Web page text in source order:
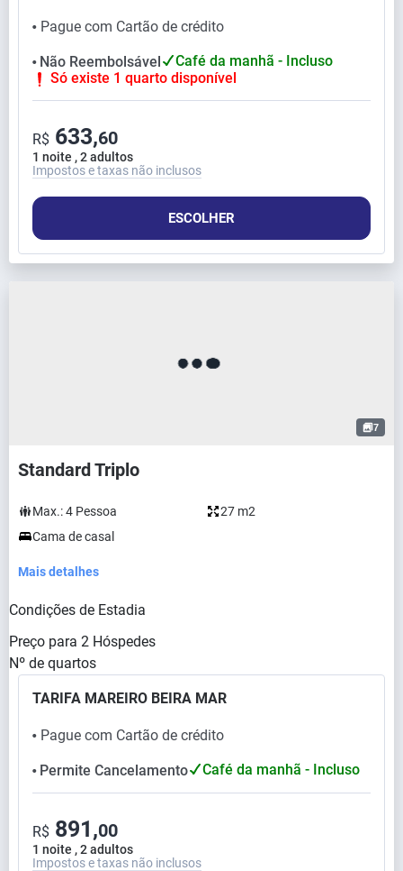
⬤ Pague com Cartão de crédito
⬤ Não Reembolsável
Café da manhã - Incluso
Só existe 1 quarto disponível
1 noite , 2 adultos
R$ 633,60
Impostos e taxas não inclusos
ESCOLHER
7
Standard Triplo
Max.:4 Pessoa
27 m2
Cama de casal
Mais detalhes
Condições de Estadia
Preço para 2 Hóspedes
Nº de quartos
TARIFA MAREIRO BEIRA MAR
⬤ Pague com Cartão de crédito
⬤ Permite Cancelamento Café da manhã - Incluso
1 noite , 2 adultos
R$ 891,00
Impostos e taxas não inclusos